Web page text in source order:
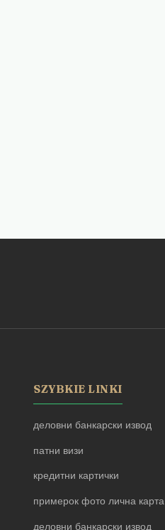
SZYBKIE LINKI
деловни банкарски извод
патни визи
кредитни картички
примерок фото лична карта
деловни банкарски извод